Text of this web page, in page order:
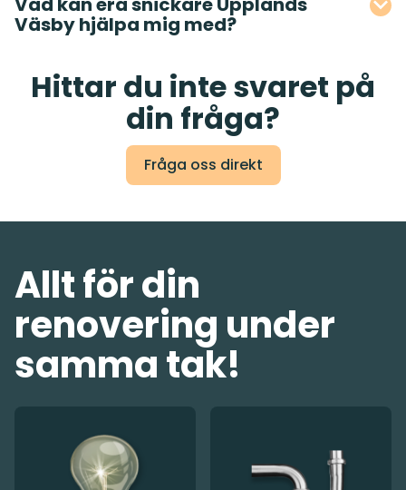
Väsby hjälpa mig med?
Hittar du inte svaret på
din fråga?
Fråga oss direkt
Allt för din
renovering under
samma tak!